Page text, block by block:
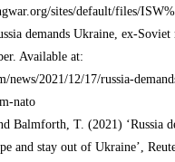
sites/default/files/
demands Ukraine, ex-Soviet
Available at:
news/2021/12/17/russia-
nato
Balmforth, T. (2021) ‘Russia
and stay out of Ukraine’,